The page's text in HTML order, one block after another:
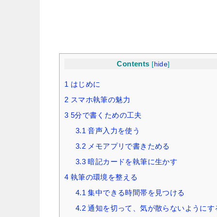
Contents [ hide]
1 はじめに
2 スマホ執筆の魅力
3 5分で書くための工夫
3.1 音声入力を使う
3.2 メモアプリで書きためる
3.3 暗記カードを執筆に生かす
4 執筆の環境を整える
4.1 集中できる時間帯を見つける
4.2 通知を切って、気が散らないようにす